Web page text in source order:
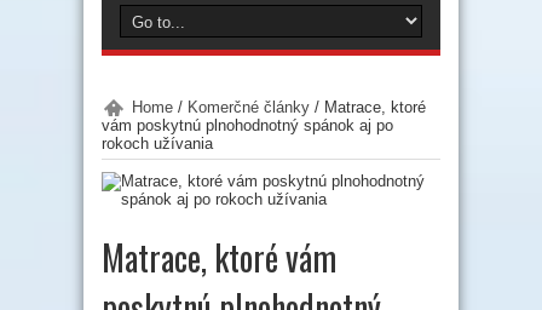
Home / Komerčné články / Matrace, ktoré
vám poskytnú plnohodnotný spánok aj po
rokoch užívania
Matrace, ktoré vám